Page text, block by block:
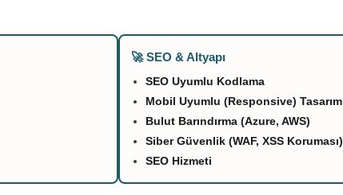
🚀 SEO & Altyapı
SEO Uyumlu Kodlama
Mobil Uyumlu (Responsive) Tasarım
Bulut Barındırma (Azure, AWS)
Siber Güvenlik (WAF, XSS Koruması)
SEO Hizmeti